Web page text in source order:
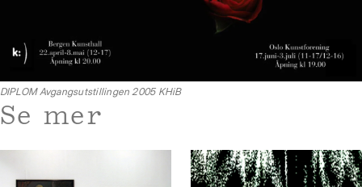
DIPLOM Avgangsutstillingen 2005 KHiB
Se mer